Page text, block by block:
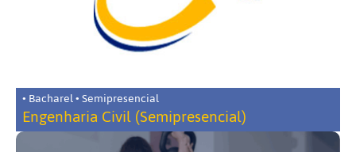
• Bacharel • Semipresencial
Engenharia Civil (Semipresencial)